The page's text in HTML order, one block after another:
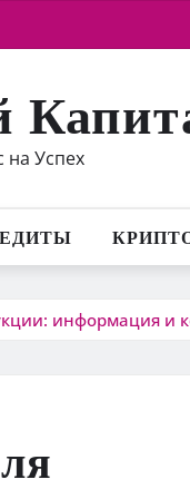
на Успех
информация и